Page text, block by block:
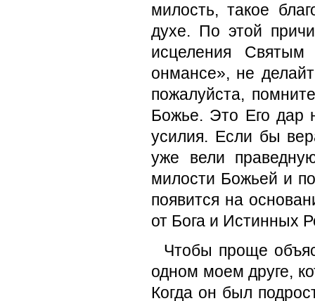
милость, такое
духе. По этой
исцеления
онмансе», не
пожалуйста,
Божье. Это Его дар
усилия. Если бы
уже вели
милости Божьей и
появится на
от Бога и Истинных
Чтобы проще
одном моем друге,
Когда он был